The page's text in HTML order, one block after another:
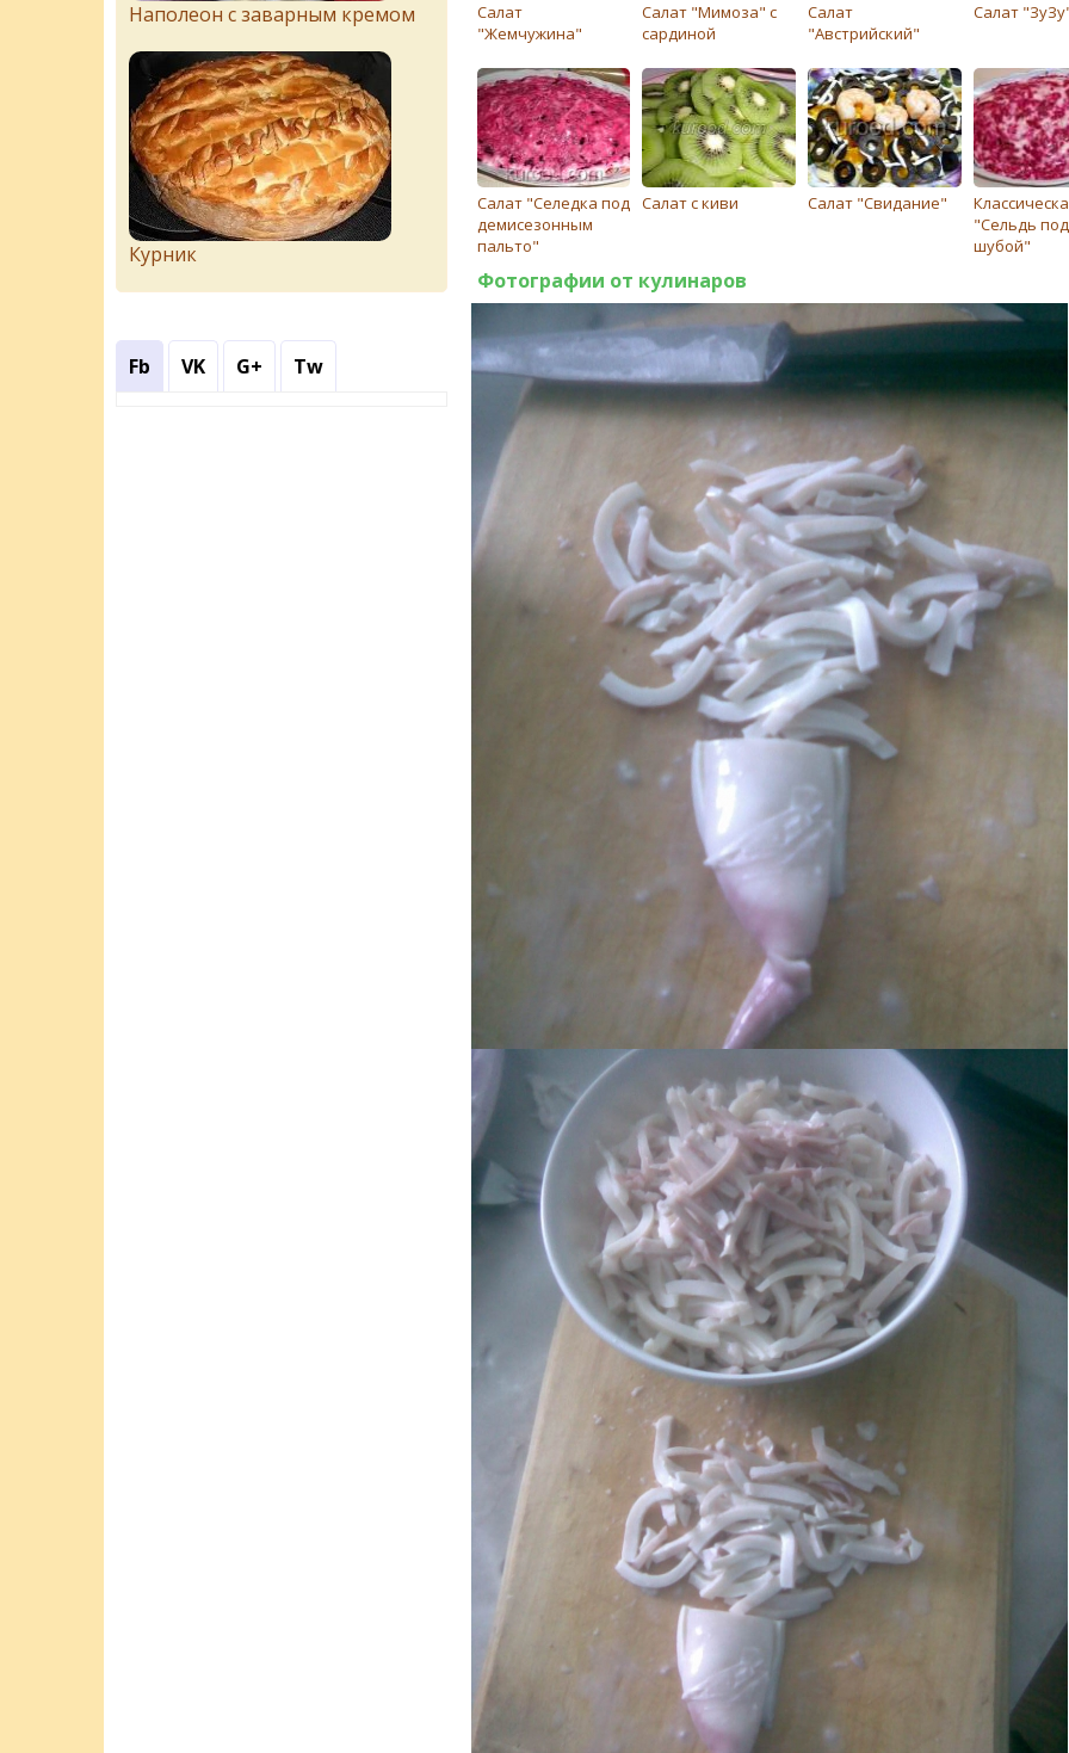
Салат
"Жемчужина"
Салат "Мимоза" с
сардиной
Салат
"Австрийский"
Салат
Салат "Селедка под
демисезонным
пальто"
Салат с киви Салат "Свидание"
"Сельдь под
шубой"
Фотографии от кулинаров
Наполеон с заварным кремом
Курник
Fb VK G+ Tw